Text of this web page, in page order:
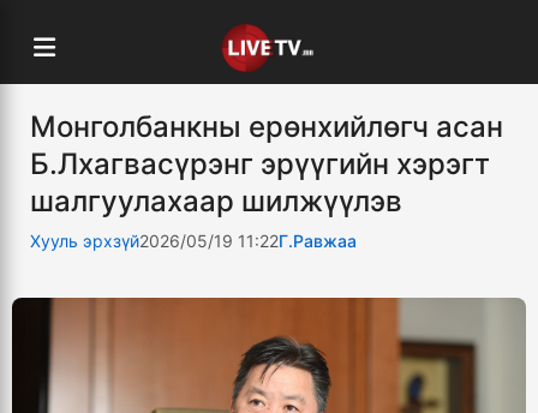
Монголбанкны ерөнхийлөгч асан
Б.Лхагвасүрэнг эрүүгийн хэрэгт
шалгуулахаар шилжүүлэв
Хууль эрхзүй2026/05/19 11:22Г.Равжаа